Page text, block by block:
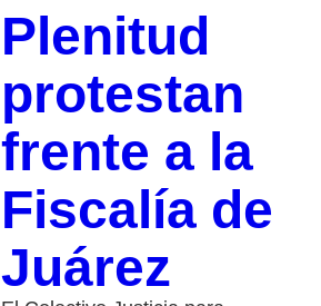
Plenitud
protestan
frente a la
Fiscalía de
Juárez